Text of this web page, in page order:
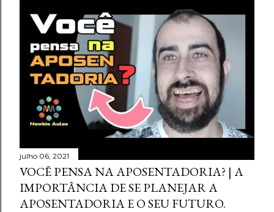
julho 06, 2021
VOCÊ PENSA NA APOSENTADORIA? | A
IMPORTÂNCIA DE SE PLANEJAR A
APOSENTADORIA E O SEU FUTURO.